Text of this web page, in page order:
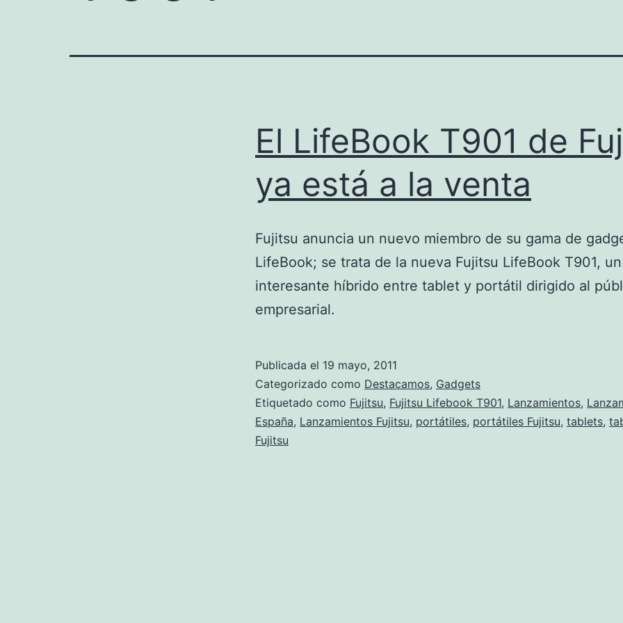
El LifeBook T901 de
ya está a la venta
Fujitsu anuncia un nuevo miembro de su gama de
LifeBook; se trata de la nueva Fujitsu LifeBook T901, un
interesante híbrido entre tablet y portátil dirigido al
empresarial.
Publicada el 19 mayo, 2011
Categorizado como Destacamos, Gadgets
Etiquetado como Fujitsu, Fujitsu Lifebook T901, Lanzamientos,
España, Lanzamientos Fujitsu, portátiles, portátiles Fujitsu, tablets,
Fujitsu